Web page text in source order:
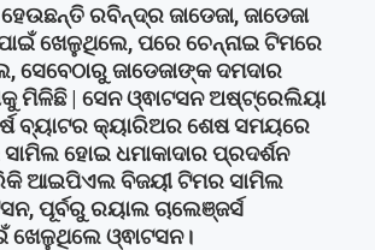
ରବିନ୍ଦ୍ର ଜାଡେଜା, ଜାଡେଜା
ପାଇଁ ଖେଳୁଥିଲେ, ପରେ ଚେନ୍ନାଇ ଟିମରେ
ସେବେଠାରୁ ଜାଡେଜାଙ୍କ ଦମଦାର
ମିଳିଛି | ସେନ ଓ୍ଵାଟସନ ଅଷ୍ଟ୍ରେଲିୟା
ବ୍ୟାଟର କ୍ୟାରିଅର ଶେଷ ସମୟରେ
ହୋଇ ଧମାକାଦାର ପ୍ରଦର୍ଶନ
ଆଇପିଏଲ ବିଜୟୀ ଟିମର ସାମିଲ
ପୂର୍ବରୁ ରୟାଲ ଚାଲେଞ୍ଜର୍ସ
ଖେଳୁଥିଲେ ଓ୍ଵାଟସନ।